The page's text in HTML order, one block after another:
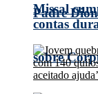
Padre
sobre
Missal
contas